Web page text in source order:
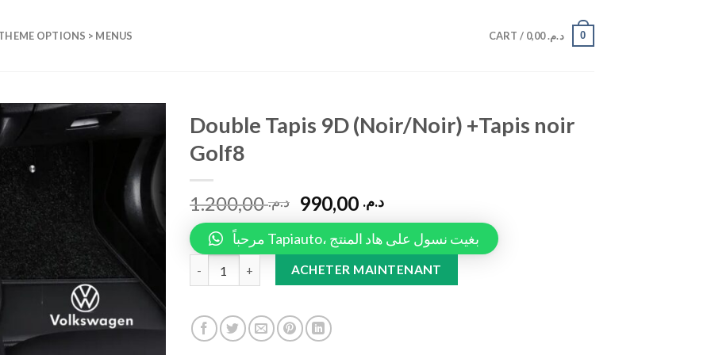
OPTIONS > MENUS CART / د.م.0,00 0
Add to
wishlist
Double Tapis 9D (Noir/Noir) +Tapis noir
Golf8
د.م.1.200,00 د.م.
مرحباً Tapiauto، بغيت نسول على هاد المنتج
Double Tapis 9D (Noir/Noir) +Tapis noir Golf8 quantity
ACHETER MAINTENANT